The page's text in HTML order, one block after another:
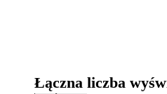
Łączna liczba